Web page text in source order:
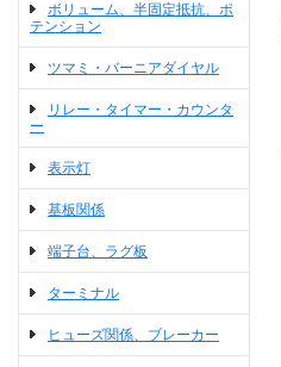
ボリューム、半固定抵抗、ポ
テンション
ツマミ・バーニアダイヤル
リレー・タイマー・カウンタ
ー
表示灯
基板関係
端子台、ラグ板
ターミナル
ヒューズ関係、ブレーカー